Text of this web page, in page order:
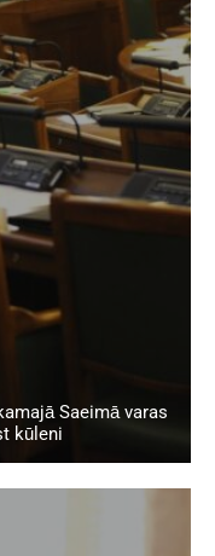
Saeimā varas
kūleni